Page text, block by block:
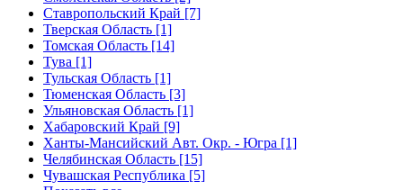
Ставропольский Край [7]
Тверская Область [1]
Томская Область [14]
Тува [1]
Тульская Область [1]
Тюменская Область [3]
Ульяновская Область [1]
Хабаровский Край [9]
Ханты-Мансийский Авт. Окр. - Югра [1]
Челябинская Область [15]
Чувашская Республика [5]